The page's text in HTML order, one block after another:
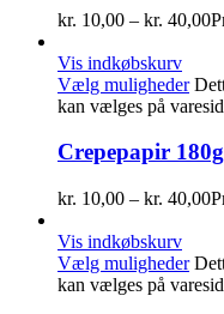
kr. 10,00 – kr. 40,00
Vis indkøbskurv
Vælg muligheder
kan vælges på
Crepepapir
kr. 10,00 – kr. 40,00
Vis indkøbskurv
Vælg muligheder
kan vælges på